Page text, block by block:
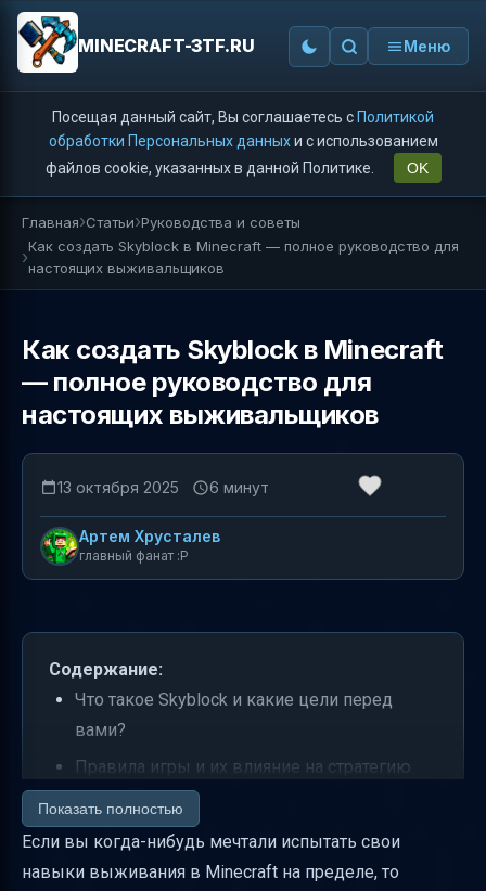
MINECRAFT-3TF.RU Меню
Посещая данный сайт, Вы соглашаетесь с Политикой
обработки Персональных данныхи с использованием
файлов cookie, указанных в данной Политике.
OK
Главная Статьи Руководства и советы
Как создать Skyblock в Minecraft — полное руководство для
настоящих выживальщиков
Как создать Skyblock в Minecraft
— полное руководство для
настоящих выживальщиков
13 октября 2025 6 минут
Артем Хрусталев
главный фанат :P
Содержание:
Что такое Skyblock и какие цели перед
вами?
Правила игры и их влияние на стратегию
Версии Skyblock и их отличия
Обязательные и дополнительные задачи
Стартовый остров и ресурсы в сундуке
Показать полностью
Если вы когда-нибудь мечтали испытать свои
навыки выживания в Minecraft на пределе, то